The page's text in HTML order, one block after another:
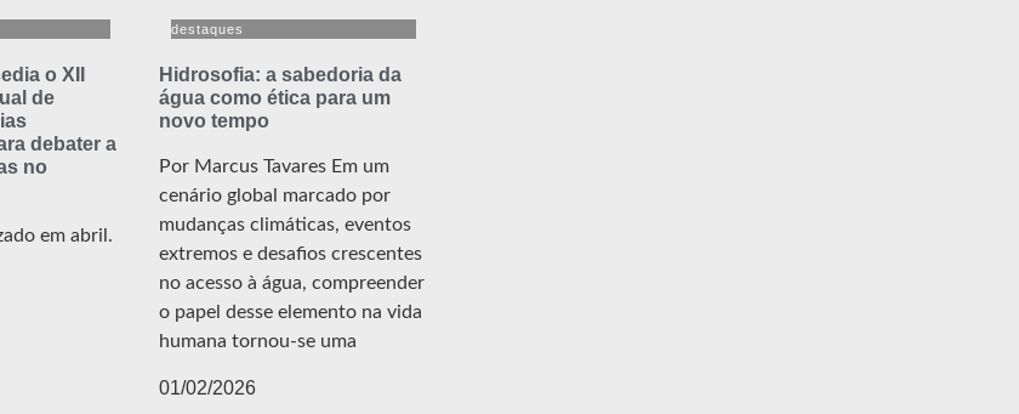
o XII
de
debater a
no
em abril.
destaques
Hidrosofia: a sabedoria da
água como ética para um
novo tempo
Por Marcus Tavares Em um
cenário global marcado por
mudanças climáticas, eventos
extremos e desafios crescentes
no acesso à água, compreender
o papel desse elemento na vida
humana tornou-se uma
01/02/2026